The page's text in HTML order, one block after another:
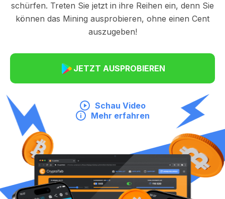
schürfen. Treten Sie jetzt in ihre Reihen ein, denn Sie
können das Mining ausprobieren, ohne einen Cent
auszugeben!
JETZT AUSPROBIEREN
Schau Video
Mehr erfahren